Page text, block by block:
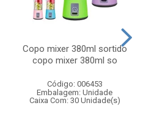
Copo mixer 380ml sortido
copo mixer 380ml so
Código: 006453
Embalagem: Unidade
Caixa Com: 30 Unidade(s)